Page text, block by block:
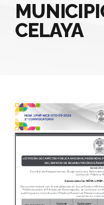
CELAYA